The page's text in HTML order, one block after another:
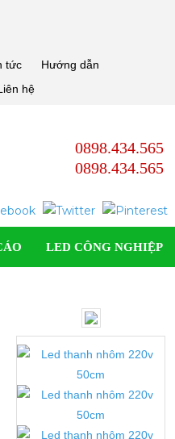
tức
Hướng dẫn
hệ
0898.434.565
0898.434.565
LED CÔNG NGHIỆP